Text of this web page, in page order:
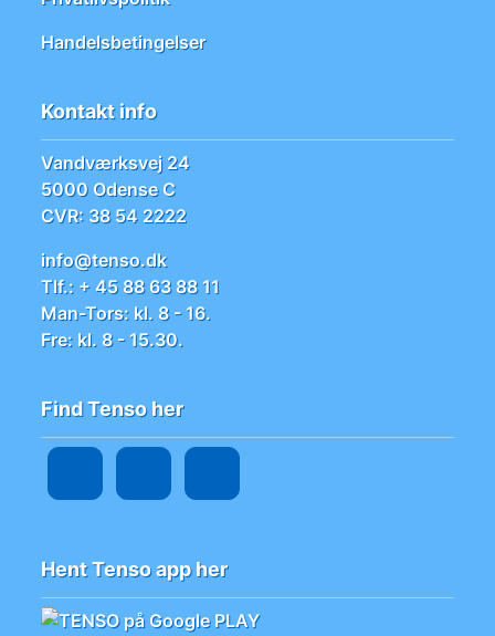
Handelsbetingelser
Kontakt info
Vandværksvej 24
5000 Odense C
CVR: 38 54 2222
info@tenso.dk
Tlf.: + 45 88 63 88 11
Man-Tors: kl. 8 - 16.
Fre: kl. 8 - 15.30.
Find Tenso her
Hent Tenso app her